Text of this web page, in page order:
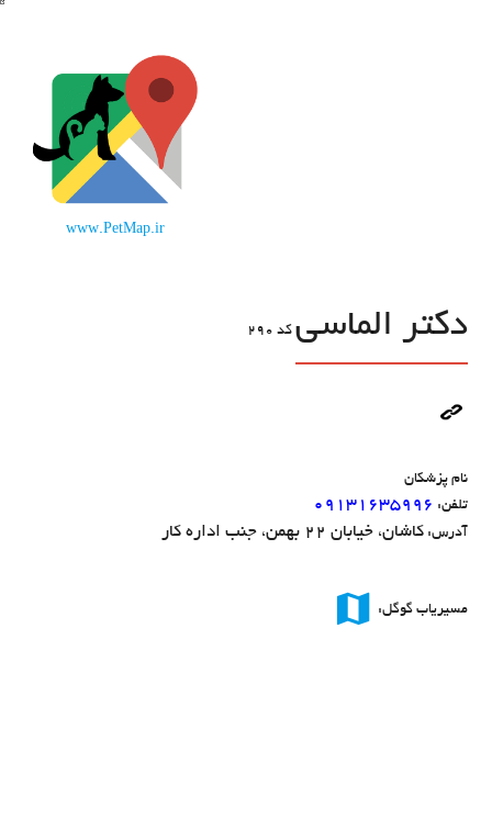
www.PetMap.ir
دکتر الماسی کد 290
نام پزشکان
تلفن: 09131635996
آدرس:کاشان، خیابان 22 بهمن، جنب اداره کار
مسیریاب گوگل: map